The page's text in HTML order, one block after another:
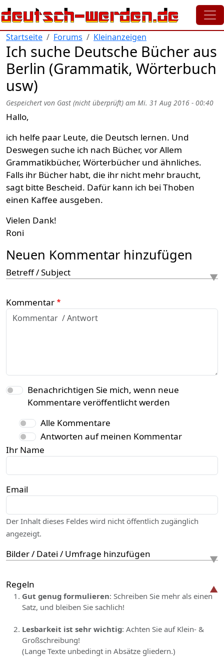
Direkt zum Inhalt
Startseite Forums Kleinanzeigen
Ich suche Deutsche Bücher aus
Berlin (Grammatik, Wörterbuch
usw)
Gespeichert von Gast (nicht überprüft) am Mi. 31 Aug 2016 - 00:40
Hallo,
ich helfe paar Leute, die Deutsch lernen. Und
Deswegen suche ich nach Bücher, vor Allem
Grammatikbücher, Wörterbücher und ähnliches.
Falls ihr Bücher habt, die ihr nicht mehr braucht,
sagt bitte Bescheid. Dafür kann ich bei Thoben
einen Kaffee ausgeben.
Vielen Dank!
Roni
Neuen Kommentar hinzufügen
Betreff / Subject
Kommentar
Benachrichtigen Sie mich, wenn neue
Kommentare veröffentlicht werden
Alle Kommentare
Antworten auf meinen Kommentar
Ihr Name
Email
Der Inhalt dieses Feldes wird nicht öffentlich zugänglich
angezeigt.
Bilder / Datei / Umfrage hinzufügen
Regeln
Gut genug formulieren: Schreiben Sie mehr als einen
Satz, und bleiben Sie sachlich!
Lesbarkeit ist sehr wichtig: Achten Sie auf Klein- &
Großschreibung!
(Lange Texte unbedingt in Absätze gliedern.)